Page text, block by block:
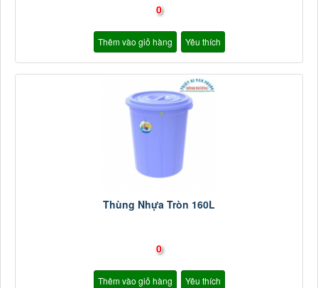
0
Thêm vào giỏ hàng Yêu thích
Thùng Nhựa Tròn 160L
0
Thêm vào giỏ hàng Yêu thích